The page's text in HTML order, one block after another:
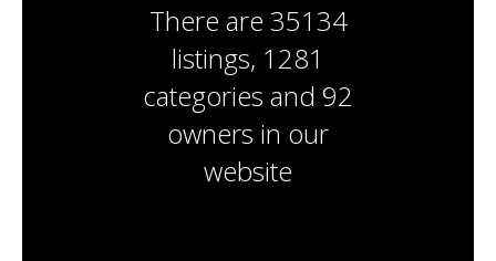
There are 35134
listings, 1281
categories and 92
owners in our
website